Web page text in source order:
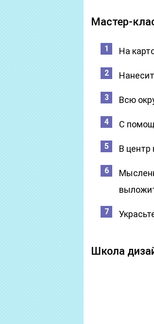
Мастер-
На
Всю
С
В центр
Школа